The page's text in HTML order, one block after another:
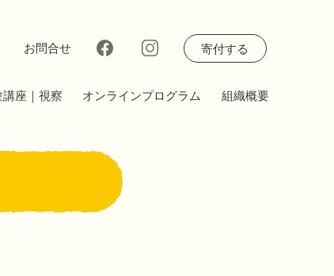
講座｜視察 オンラインプログラム 組織概要
お問合せ 寄付する